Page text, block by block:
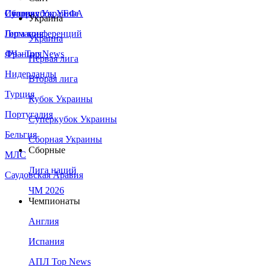
Сборная Украины
Италия
Германия
Франция
Нидерланды
Турция
Португалия
Бельгия
МЛС
Саудовская Аравия
Суперкубок УЕФА
Лига конференций
ЛЧ - Top News
Украина
Украина
Первая лига
Вторая лига
Кубок Украины
Суперкубок Украины
Сборная Украины
Сборные
Лига наций
ЧМ 2026
Чемпионаты
Англия
Испания
АПЛ Top News